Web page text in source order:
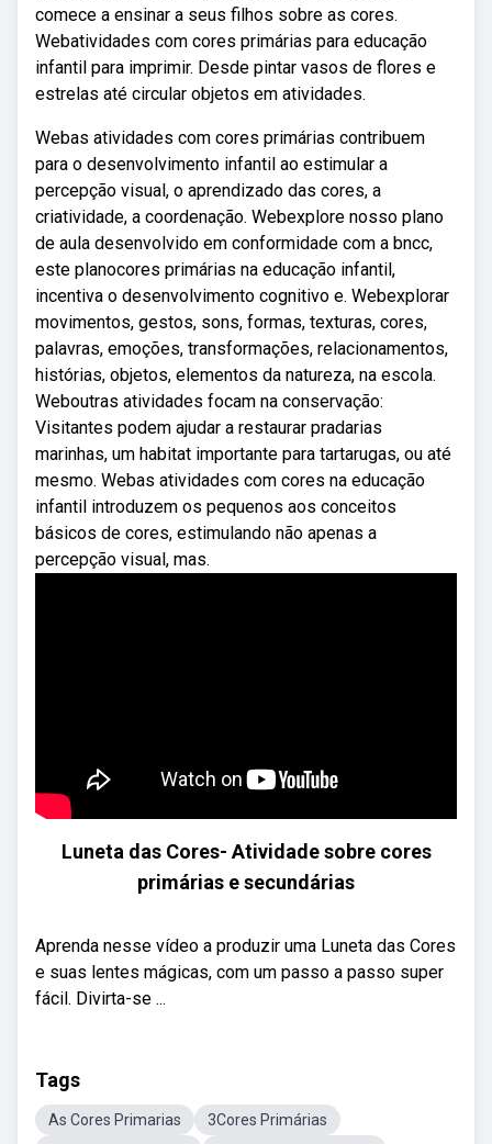
comece a ensinar a seus filhos sobre as cores.
Webatividades com cores primárias para educação
infantil para imprimir. Desde pintar vasos de flores e
estrelas até circular objetos em atividades.
Webas atividades com cores primárias contribuem
para o desenvolvimento infantil ao estimular a
percepção visual, o aprendizado das cores, a
criatividade, a coordenação. Webexplore nosso plano
de aula desenvolvido em conformidade com a bncc,
este planocores primárias na educação infantil,
incentiva o desenvolvimento cognitivo e. Webexplorar
movimentos, gestos, sons, formas, texturas, cores,
palavras, emoções, transformações, relacionamentos,
histórias, objetos, elementos da natureza, na escola.
Weboutras atividades focam na conservação:
Visitantes podem ajudar a restaurar pradarias
marinhas, um habitat importante para tartarugas, ou até
mesmo. Webas atividades com cores na educação
infantil introduzem os pequenos aos conceitos
básicos de cores, estimulando não apenas a
percepção visual, mas.
Luneta das Cores- Atividade sobre cores
primárias e secundárias
Aprenda nesse vídeo a produzir uma Luneta das Cores
e suas lentes mágicas, com um passo a passo super
fácil. Divirta-se ...
Tags
As Cores Primarias
3Cores Primárias